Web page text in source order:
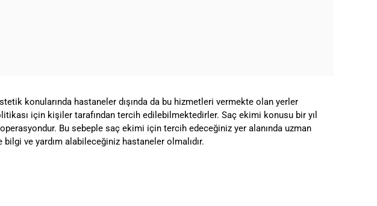
konularında hastaneler dışında da bu hizmetleri vermekte olan yerler
için kişiler tarafından tercih edilebilmektedirler. Saç ekimi konusu bir yıl
Bu sebeple saç ekimi için tercih edeceğiniz yer alanında uzman
ve yardım alabileceğiniz hastaneler olmalıdır.